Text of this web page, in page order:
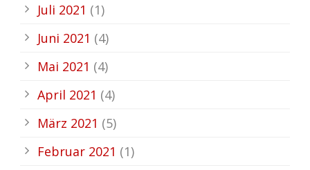
Juli 2021 (1)
Juni 2021 (4)
Mai 2021 (4)
April 2021 (4)
März 2021 (5)
Februar 2021 (1)